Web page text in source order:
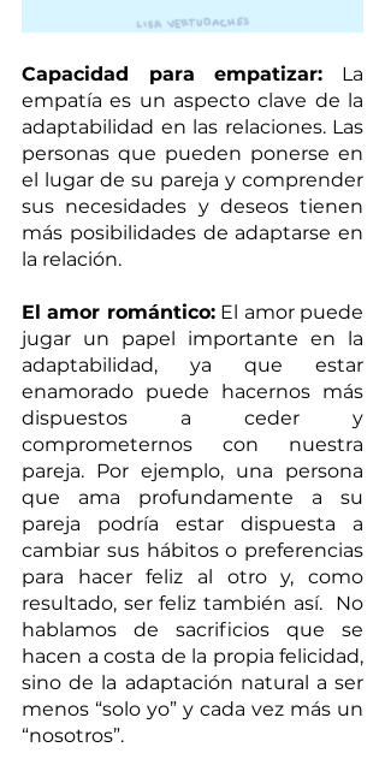
Capacidad para empatizar: La
empatía es un aspecto clave de la
adaptabilidad en las relaciones. Las
personas que pueden ponerse en
el lugar de su pareja y comprender
sus necesidades y deseos tienen
más posibilidades de adaptarse en
la relación.
El amor romántico: El amor puede
jugar un papel importante en la
adaptabilidad, ya que estar
enamorado puede hacernos más
dispuestos a ceder y
comprometernos con nuestra
pareja. Por ejemplo, una persona
que ama profundamente a su
pareja podría estar dispuesta a
cambiar sus hábitos o preferencias
para hacer feliz al otro y, como
resultado, ser feliz también así.  No
hablamos de sacrificios que se
hacen a costa de la propia felicidad,
sino de la adaptación natural a ser
menos “solo yo” y cada vez más un
“nosotros”.